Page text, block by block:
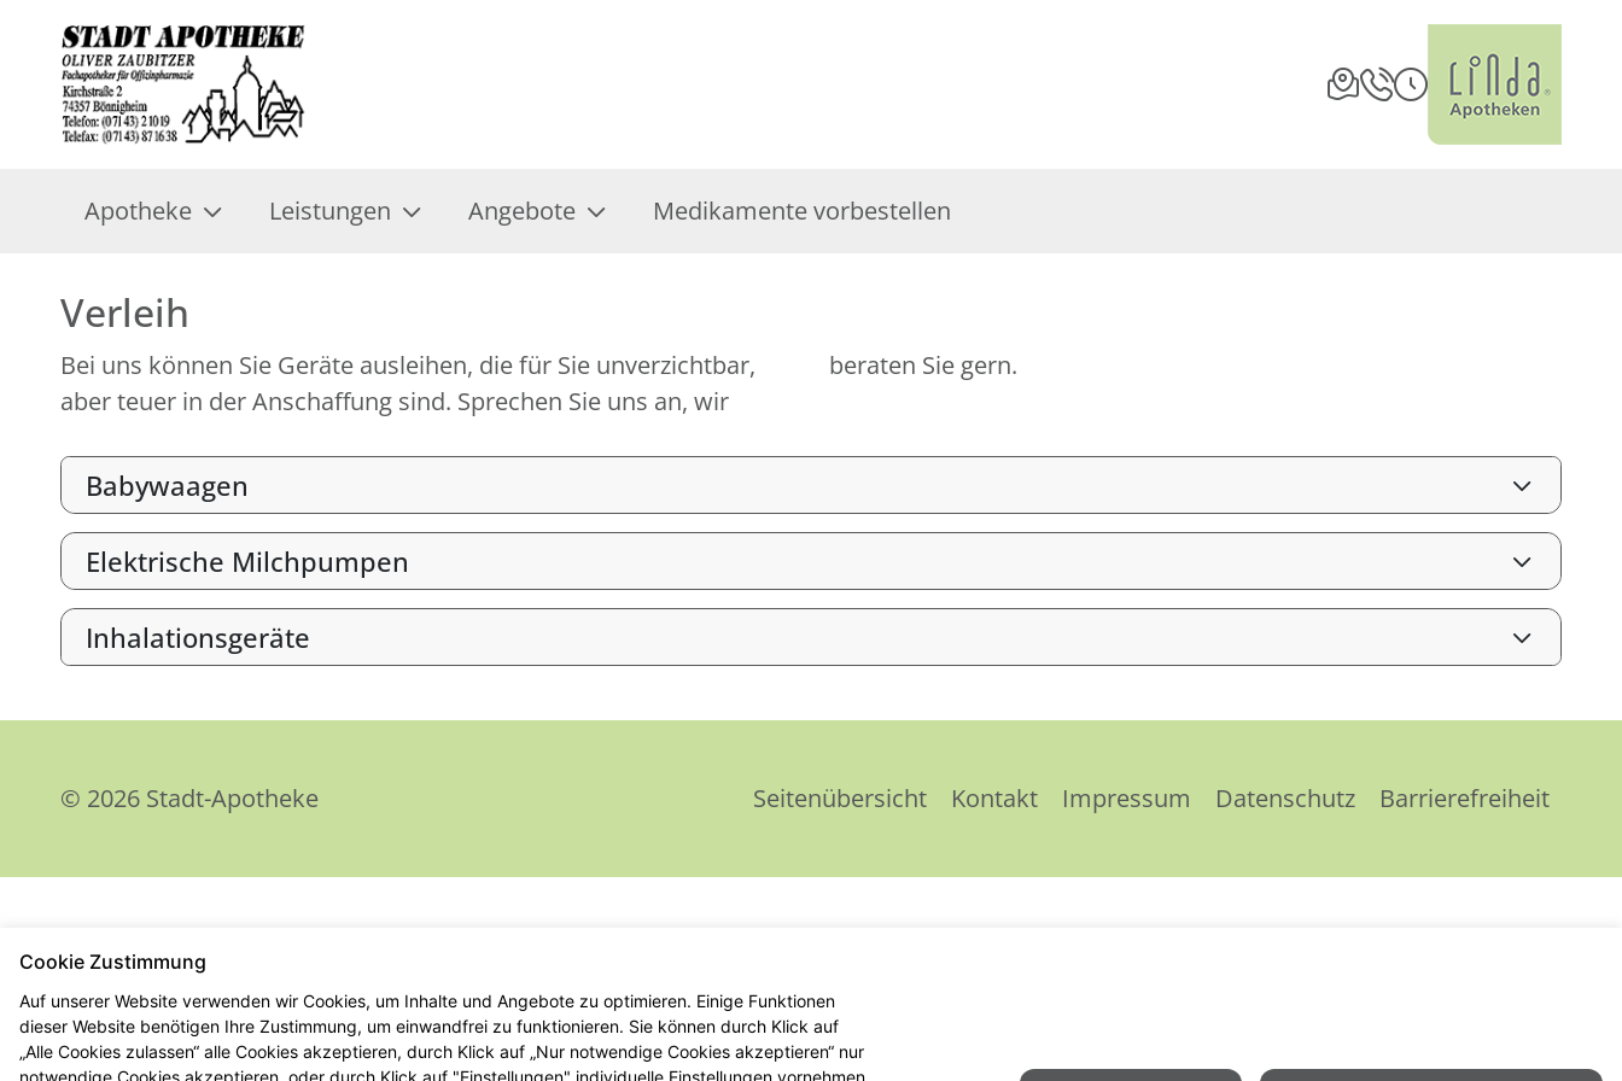
Apotheke Leistungen Angebote Medikamente vorbestellen
Verleih
Bei uns können Sie Geräte ausleihen, die für Sie unverzichtbar,
aber teuer in der Anschaffung sind. Sprechen Sie uns an, wir
beraten Sie gern.
Babywaagen
Elektrische Milchpumpen
Inhalationsgeräte
Seitenübersicht Kontakt Impressum Datenschutz Barrierefreiheit
© 2026 Stadt-Apotheke
Cookie Zustimmung
Auf unserer Website verwenden wir Cookies, um Inhalte und Angebote zu optimieren. Einige Funktionen
dieser Website benötigen Ihre Zustimmung, um einwandfrei zu funktionieren. Sie können durch Klick auf
„Alle Cookies zulassen“ alle Cookies akzeptieren, durch Klick auf „Nur notwendige Cookies akzeptieren“ nur
notwendige Cookies akzeptieren, oder durch Klick auf "Einstellungen" individuelle Einstellungen vornehmen.